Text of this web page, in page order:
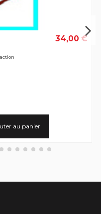
34,00 €
au panier